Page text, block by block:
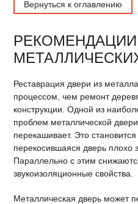
Вернуться к оглавлению
Реставрация двери из
процессом, чем ремонт
конструкции. Одной из
проблем металлической
перекашивает. Это становится
перекосившаяся дверь плохо
Параллельно с этим
звукоизоляционные свойства.
Металлическая дверь может